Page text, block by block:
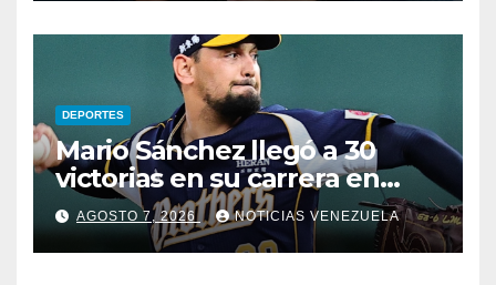
DEPORTES
Mario Sánchez llegó a 30
victorias en su carrera en
Taiwán
AGOSTO 7, 2026 NOTICIAS VENEZUELA